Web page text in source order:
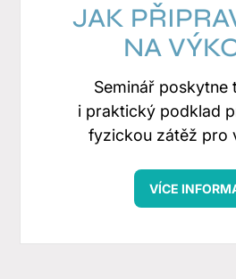
JAK
NA
Seminář poskytne
i praktický podklad
fyzickou zátěž pro
VÍCE